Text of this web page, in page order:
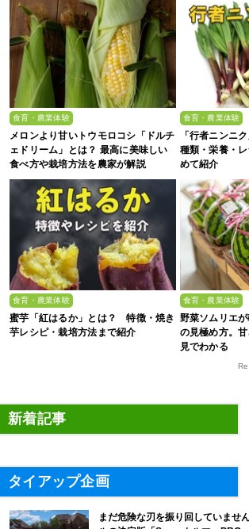
食育・農業体験
メロンより甘いトウモロコシ「ドルチ
ェドリーム」とは？ 最高に美味しい
食べ方や栽培方法を農家が解説
食育・農業体験
「行者ニンニ
種類・栄養・
めて紹介
食育・農業体験
蜜芋「紅はるか」とは？ 特徴・焼き
芋レシピ・栽培方法まで紹介
食育・農業体験
野菜ソムリエ
の見極め方。
見でわかる
新着記事
タイアップ企画
まだ危険な刃を振り回していませ